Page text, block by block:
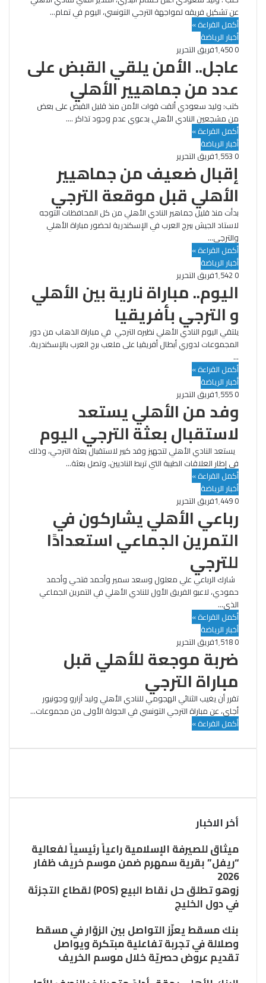
عن تشكيل فريقه لمواجهة الترجي التونسي، اليوم في تمام…
أكمل القراءة »
أخبار الرياضة
فريق التحرير
0
عاجل.. الأمن يلقي القبض على
عدد من جماهيير الأهلي
كتب: وليد سعودي ألقت قوات الأمن منذ قليل القبض على بعض
من مشجعين النادي الأهلي بدعوي عدم وجود تذاكر .…
أكمل القراءة »
أخبار الرياضة
فريق التحرير
0
إقبال ضعيف من جماهيير
الأهلي قبل موقعة الترجي
بدأت منذ قليل جماهير النادي الأهلي من كل المحافظات التوجه
لاستاد الجيش ببرج العرب في الإسكندرية لحضور مباراة الأهلي
والترجي…
أكمل القراءة »
أخبار الرياضة
فريق التحرير
0
اليوم.. مباراة نارية بين الأهلي
و الترجي بأفريقيا
يلتقي اليوم النادي الأهلي نظيره الترجي في مباراة الذهاب من دور
المجموعات لدوري أبطال أفريقيا على ملعب برج العرب بالإسكندرية.
…
أكمل القراءة »
أخبار الرياضة
فريق التحرير
0
وفد من الأهلي يستعد
لاستقبال بعثة الترجي اليوم
يستعد النادي الأهلي لتجهيز وفد كبير لاستقبال بعثة الترجي، وذلك
في إطار العلاقات الطيبة التي تربط الناديين، وتصل بعثة…
أكمل القراءة »
أخبار الرياضة
فريق التحرير
0
رباعي الأهلي يشاركون في
التمرين الجماعي استعدادًا
للترجي
شارك الرباعي علي معلول وسعد سمير وأحمد فتحي وأحمد
حمودي، لاعبو الفريق الأول للنادي الأهلي في التمرين الجماعي
الذي…
أكمل القراءة »
أخبار الرياضة
فريق التحرير
0
ضربة موجعة للأهلي قبل
مباراة الترجي
تقرر أن يغيب الثنائي الهجومي للنادي الأهلي وليد أزارو وجونيور
أجاي، عن مباراة الترجي التونسي في الجولة الأولى من مجموعات…
أكمل القراءة »
أخر الاخبار
ميثاق للصيرفة الإسلامية راعياً رئيسياً لفعالية
“ريفل” بقرية سمهرم ضمن موسم خريف ظفار
2026
زوهو تطلق حل نقاط البيع (POS) لقطاع التجزئة
في دول الخليج
بنك مسقط يعزّز التواصل بين الزوّار في مسقط
وصلالة في تجربة تفاعلية مبتكرة ويواصل
تقديم عروض حصريّة خلال موسم الخريف